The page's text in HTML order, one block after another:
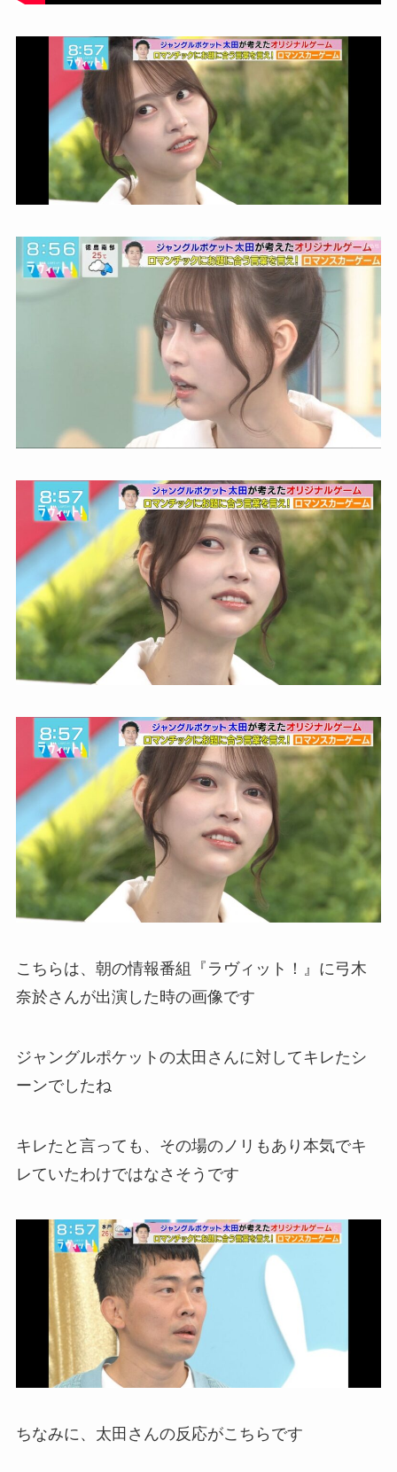
こちらは、朝の情報番組『ラヴィット！』に弓木
奈於さんが出演した時の画像です
ジャングルポケットの太田さんに対してキレたシ
ーンでしたね
キレたと言っても、その場のノリもあり本気でキ
レていたわけではなさそうです
ちなみに、太田さんの反応がこちらです